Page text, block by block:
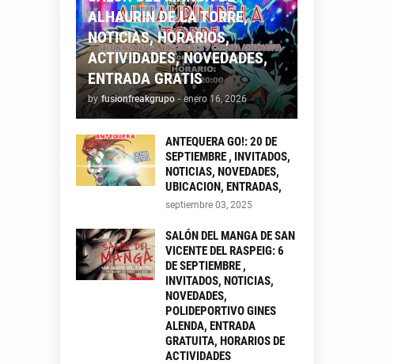
ALHAURIN DE LA TORRE,
NOTICIAS, HORARIOS,
ACTIVIDADES, NOVEDADES,
ENTRADA GRATIS
by fusionfreakgrupo - enero 16, 2026
ANTEQUERA GO!: 20 DE
SEPTIEMBRE , INVITADOS,
NOTICIAS, NOVEDADES,
UBICACION, ENTRADAS,
septiembre 03, 2025
SALÓN DEL MANGA DE SAN
VICENTE DEL RASPEIG: 6
DE SEPTIEMBRE ,
INVITADOS, NOTICIAS,
NOVEDADES,
POLIDEPORTIVO GINES
ALENDA, ENTRADA
GRATUITA, HORARIOS DE
ACTIVIDADES